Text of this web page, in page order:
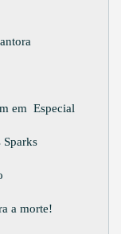
em Especial
a morte!